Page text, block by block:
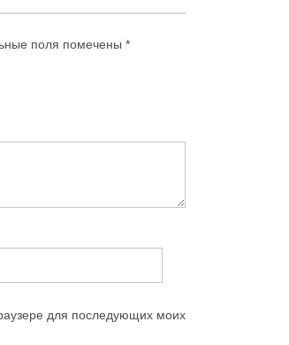
поля помечены *
для последующих моих